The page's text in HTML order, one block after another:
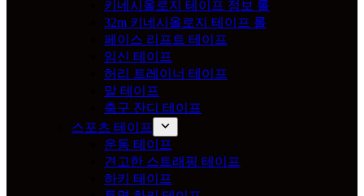
키네시올로지 테이프 점보 롤
32m 키네시올로지 테이프 롤
페이스 리프트 테이프
임신 테이프
허리 트레이너 테이프
말 테이프
축구 잔디 테이프
스포츠 테이프
운동 테이프
견고한 스트래핑 테이프
하키 테이프